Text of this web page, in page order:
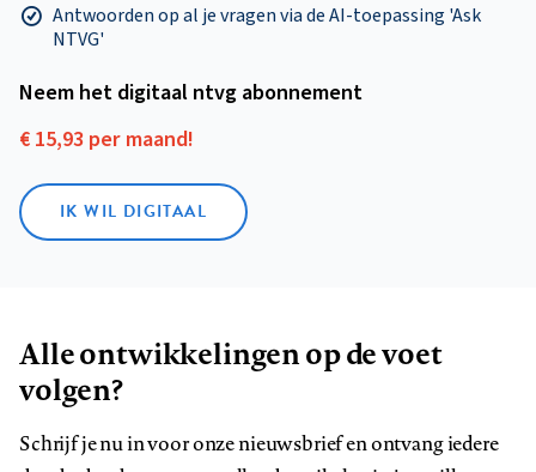
Antwoorden op al je vragen via de AI-toepassing 'Ask
NTVG'
Neem het digitaal ntvg abonnement
€ 15,93 per maand!
IK WIL DIGITAAL
Alle ontwikkelingen op de voet
volgen?
Schrijf je nu in voor onze nieuwsbrief en ontvang iedere